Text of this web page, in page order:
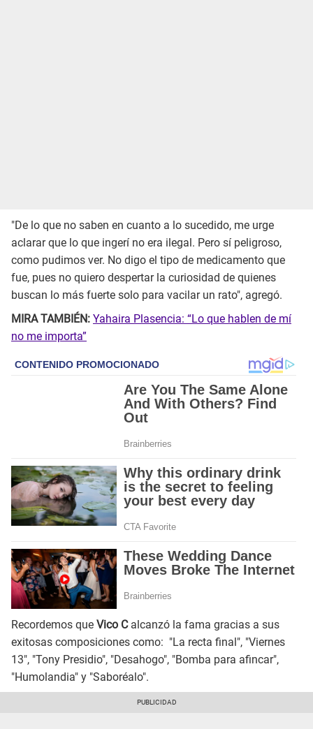
"De lo que no saben en cuanto a lo sucedido, me urge
aclarar que lo que ingerí no era ilegal. Pero sí peligroso,
como pudimos ver. No digo el tipo de medicamento que
fue, pues no quiero despertar la curiosidad de quienes
buscan lo más fuerte solo para vacilar un rato", agregó.
MIRA TAMBIÉN: Yahaira Plasencia: “Lo que hablen de mí
no me importa”
Recordemos que Vico Calcanzó la fama gracias a sus
exitosas composiciones como: "La recta final", "Viernes
13", "Tony Presidio", "Desahogo", "Bomba para afincar",
"Humolandia" y "Saboréalo".